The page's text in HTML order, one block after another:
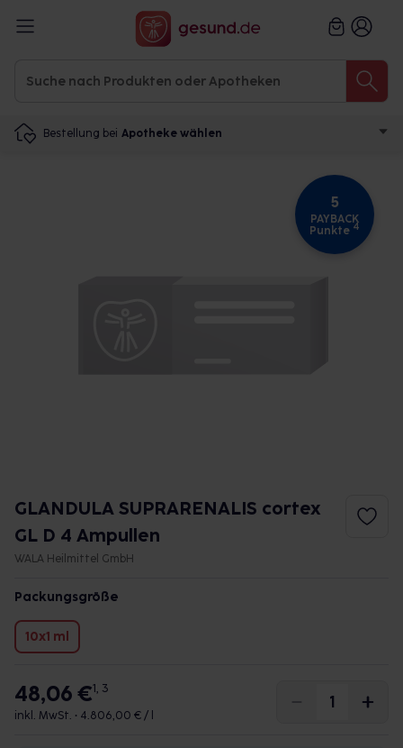
Bestellung bei Apotheke wählen
5
PAYBACK
Punkte 4
GLANDULA SUPRARENALIS cortex
GL D 4 Ampullen
WALA Heilmittel GmbH
Packungsgröße
10x1 ml
48,06 €1, 3
inkl. MwSt. • 4.806,00 € / l